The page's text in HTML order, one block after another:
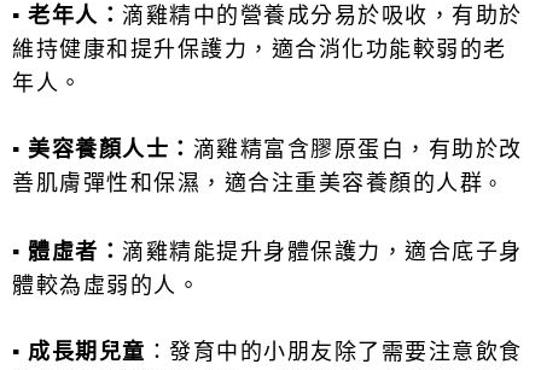
▪ 老年人： 滴雞精中的營養成分易於吸收，有助於
維持健康和提升保護力，適合消化功能較弱的老
年人。
▪ 美容養顏人士： 滴雞精富含膠原蛋白，有助於改
善肌膚彈性和保濕， 適合注重美容養顏的人群 。
▪ 體虛者： 滴雞精能提升身體保護力，適合底子身
體較為虛弱的人。
▪ 成長期兒童 ：發育中的小朋友除了需要注意飲食